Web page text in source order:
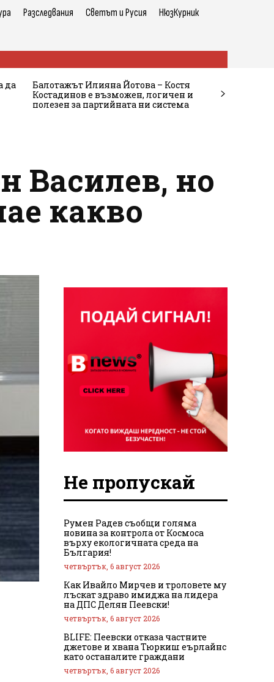
Разследвания Светът и Русия НюзКурник
да
Балотажът Илияна Йотова – Костя
Костадинов е възможен, логичен и
полезен за партийната ни система
Василев, но
какво
Не пропускай
Румен Радев съобщи голяма
новина за контрола от Космоса
върху екологичната среда на
България!
четвъртък, 6 август 2026
Как Ивайло Мирчев и троловете му
лъскат здраво имиджа на лидера
на ДПС Делян Пеевски!
четвъртък, 6 август 2026
BLIFE: Пеевски отказа частните
джетове и хвана Тюркиш еърлайнс
като останалите граждани
четвъртък, 6 август 2026